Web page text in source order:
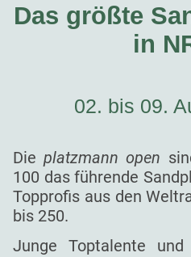
Das größte
in
02. bis 09.
Dieplatzmann open
100 das führende
Topprofis aus den
bis 250.
Junge Toptalente und